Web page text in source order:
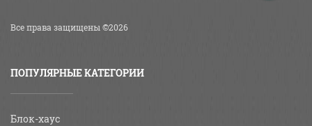
Все права защищены ©2026
ПОПУЛЯРНЫЕ КАТЕГОРИИ
Блок-хаус